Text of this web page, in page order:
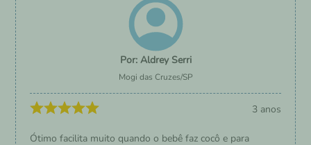
Aldrey Serri
Mogi das Cruzes/SP
3 anos
Ótimo facilita muito quando o bebê faz cocô e para